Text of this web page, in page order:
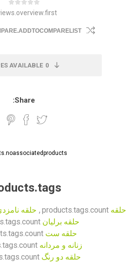
0
AVAILABLE
Share:
حلقه products.tags.count
, حلقه
حلقه برلیان
حلقه ست
زنانه و مردانه
حلقه دو رنگ